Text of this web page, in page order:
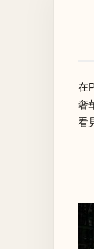
在
奢
看